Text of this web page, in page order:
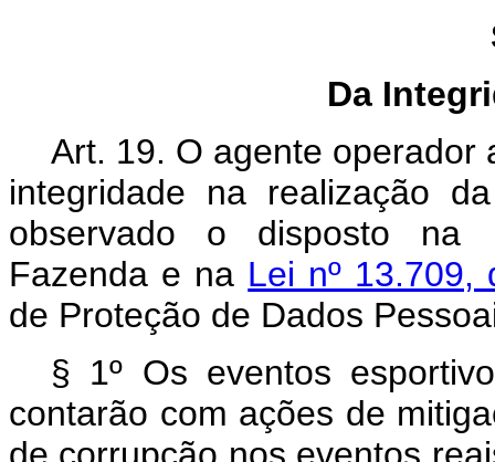
Da
Art. 19. O agente operador
integridade na realização
observado o disposto na
Fazenda e na Lei nº
de Proteção de Dados
§ 1º Os eventos
contarão com ações de